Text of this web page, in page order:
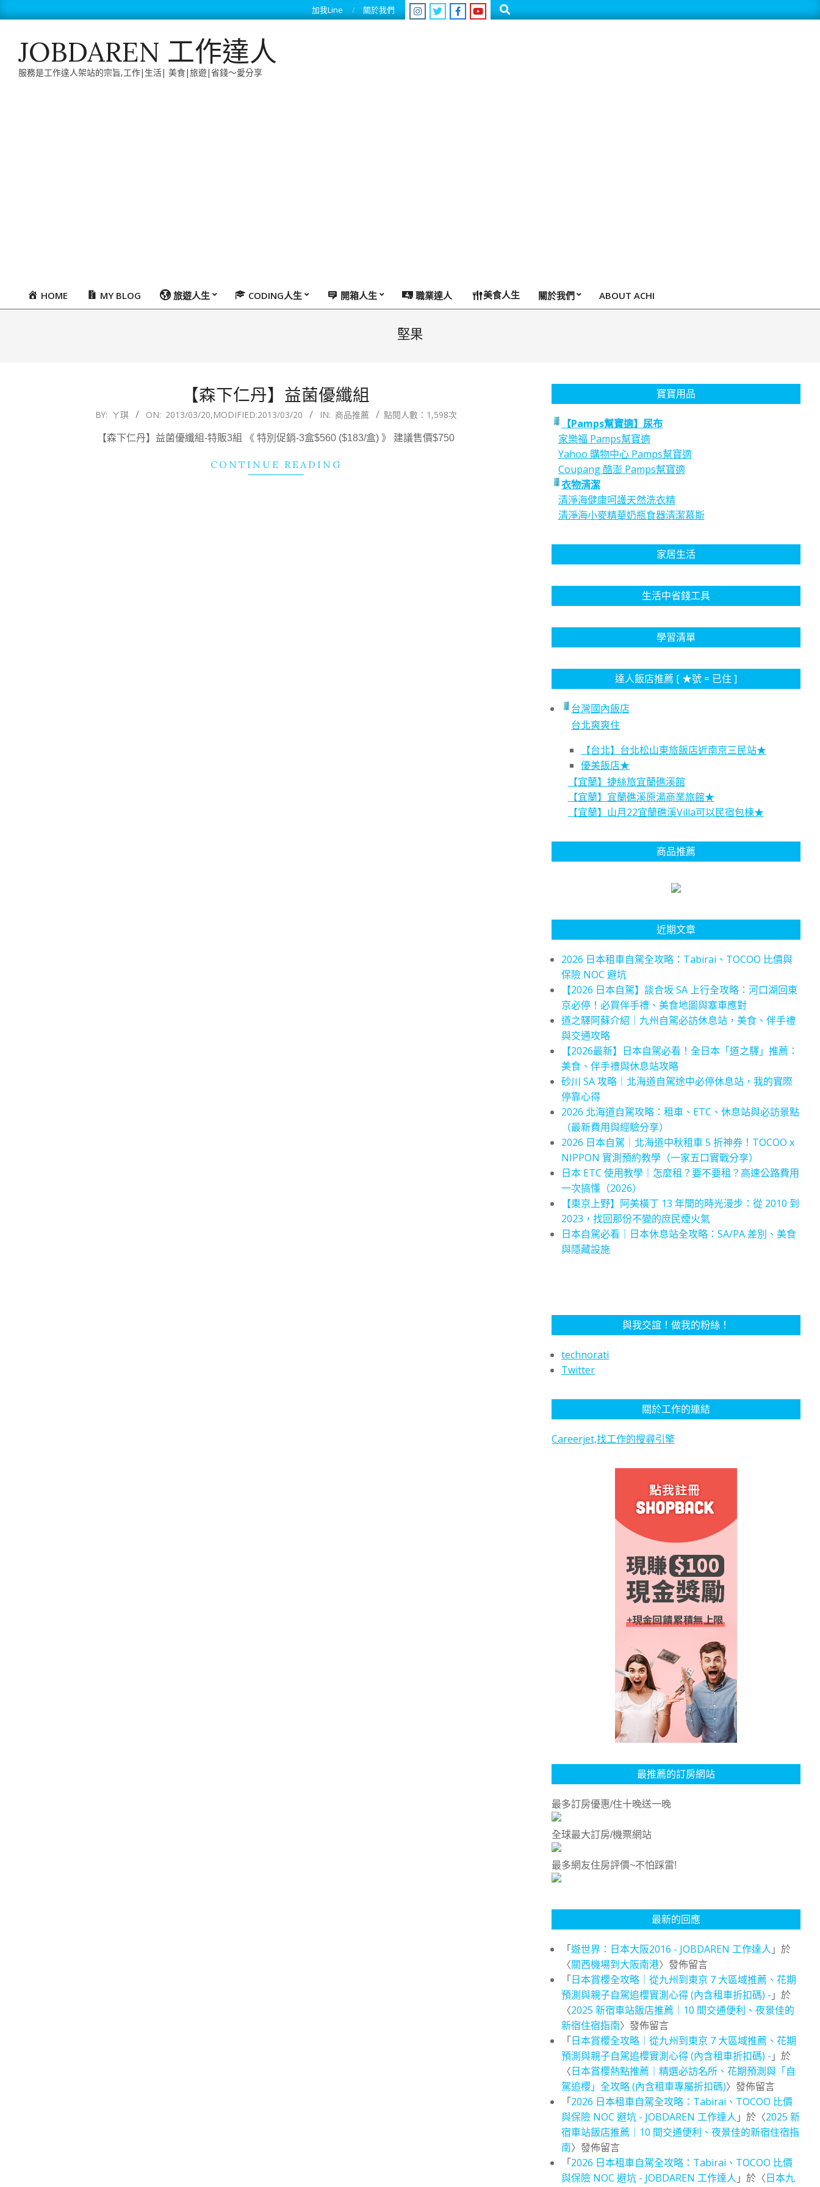
to
加我Line 關於我們 Search
JOBDAREN 工作達人
服務是工作達人架站的宗旨,工作|生活| 美食|旅遊|省錢～愛分享
PrimaryHOME MY BLOG 旅遊人生 CODING人生 開箱人生 職業達人 美食人生 關於我們 ABOUT ACHI
堅果
【森下仁丹】益菌優纖組
BY: ㄚ琪 ON: 2013/03/20,MODIFIED:2013/03/20 IN: 商品推薦 點閱人數：1,598次
【森下仁丹】益菌優纖組-特販3組 《 特別促銷-3盒$560 ($183/盒) 》 建議售價$750
CONTINUE READING
寶寶用品
【Pamps幫寶適】尿布
家樂福 Pamps幫寶適
Yahoo 購物中心 Pamps幫寶適
Coupang 酷澎 Pamps幫寶適
衣物清潔
清淨海健康呵護天然洗衣精
清淨海小麥精華奶瓶食器清潔慕斯
家居生活
生活中省錢工具
學習清單
達人飯店推薦 [ ★號 = 已住 ]
台灣國內飯店
台北爽爽住
【台北】台北松山東旅飯店近南京三民站★
優美飯店★
【宜蘭】捷絲旅宜蘭礁溪館
【宜蘭】宜蘭礁溪原湯商業旅館★
【宜蘭】山月22宜蘭礁溪Villa可以民宿包棟★
商品推薦
近期文章
2026 日本租車自駕全攻略：Tabirai、TOCOO 比價與
保險 NOC 避坑
【2026 日本自駕】談合坂 SA 上行全攻略：河口湖回東
京必停！必買伴手禮、美食地圖與塞車應對
道之驛阿蘇介紹｜九州自駕必訪休息站，美食、伴手禮
與交通攻略
【2026最新】日本自駕必看！全日本「道之驛」推薦：
美食、伴手禮與休息站攻略
砂川 SA 攻略｜北海道自駕途中必停休息站，我的實際
停靠心得
2026 北海道自駕攻略：租車、ETC、休息站與必訪景點
（最新費用與經驗分享）
2026 日本自駕｜北海道中秋租車 5 折神券！TOCOO x
NIPPON 實測預約教學（一家五口實戰分享）
日本 ETC 使用教學｜怎麼租？要不要租？高速公路費用
一次搞懂（2026）
【東京上野】阿美橫丁 13 年間的時光漫步：從 2010 到
2023，找回那份不變的庶民煙火氣
日本自駕必看｜日本休息站全攻略：SA/PA 差別、美食
與隱藏設施
與我交誼！做我的粉絲！
technorati
Twitter
關於工作的連結
Careerjet,找工作的搜尋引擎
最推薦的訂房網站
最多訂房優惠/住十晚送一晚
全球最大訂房/機票網站
最多網友住房評價~不怕踩雷!
最新的回應
「遊世界：日本大阪2016 - JOBDAREN 工作達人 」於
〈關西機場到大阪南港〉發佈留言
「日本賞櫻全攻略｜從九州到東京 7 大區域推薦、花期
預測與親子自駕追櫻實測心得 (內含租車折扣碼) - 」於
〈2025 新宿車站飯店推薦｜10 間交通便利、夜景佳的
新宿住宿指南〉發佈留言
「日本賞櫻全攻略｜從九州到東京 7 大區域推薦、花期
預測與親子自駕追櫻實測心得 (內含租車折扣碼) - 」於
〈日本賞櫻熱點推薦｜精選必訪名所、花期預測與「自
駕追櫻」全攻略 (內含租車專屬折扣碼)〉發佈留言
「2026 日本租車自駕全攻略：Tabirai、TOCOO 比價
與保險 NOC 避坑 - JOBDAREN 工作達人 」於〈2025 新
宿車站飯店推薦｜10 間交通便利、夜景佳的新宿住宿指
南〉發佈留言
「2026 日本租車自駕全攻略：Tabirai、TOCOO 比價
與保險 NOC 避坑 - JOBDAREN 工作達人 」於〈日本九